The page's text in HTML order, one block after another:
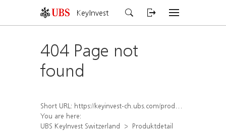
KeyInvest
404 Page not
found
Short URL: https://keyinvest-ch.ubs.com/produkt/detail/index/isin/CH1581943441
You are here:
UBS KeyInvest Switzerland
Produktdetail